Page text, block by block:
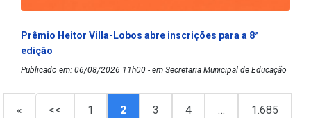
Prêmio Heitor Villa-Lobos abre inscrições para a 8ª
edição
Publicado em: 06/08/2026 11h00 - em Secretaria Municipal de Educação
« << 1 2 3 4 … 1.685